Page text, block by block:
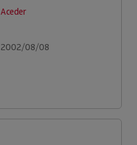
Aceder
2002/08/08